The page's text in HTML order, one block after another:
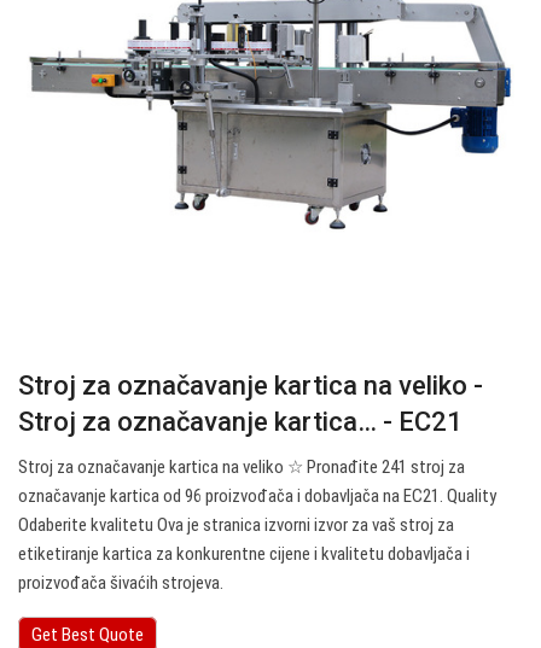
Stroj za označavanje kartica na veliko -
Stroj za označavanje kartica… - EC21
Stroj za označavanje kartica na veliko ☆ Pronađite 241 stroj za
označavanje kartica od 96 proizvođača i dobavljača na EC21. Quality
Odaberite kvalitetu Ova je stranica izvorni izvor za vaš stroj za
etiketiranje kartica za konkurentne cijene i kvalitetu dobavljača i
proizvođača šivaćih strojeva.
Get Best Quote